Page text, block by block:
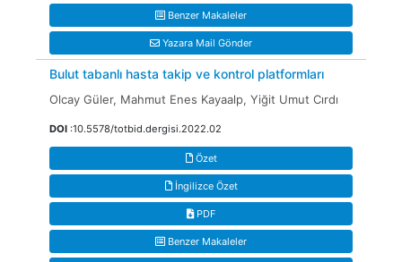
Benzer Makaleler
Yazara Mail Gönder
Bulut tabanlı hasta takip ve kontrol platformları
Olcay Güler, Mahmut Enes Kayaalp, Yiğit Umut Cırdı
DOI :10.5578/totbid.dergisi.2022.02
Özet
İngilizce Özet
PDF
Benzer Makaleler